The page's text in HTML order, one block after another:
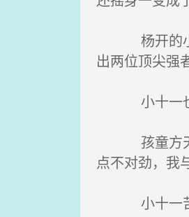
杨开的小乾
出两位顶尖强
小十一也被
孩童方天赐
点不对劲，我
小十一苦着